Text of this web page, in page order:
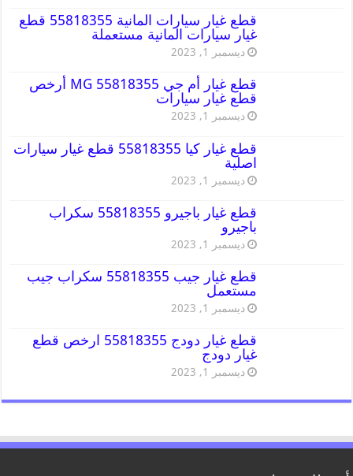
قطع غيار سيارات المانية 55818355 قطع
غيار سيارات المانية مستعملة
ديسمبر 1, 2023
قطع غيار أم جي MG 55818355 أرخص
قطع غيار سيارات
ديسمبر 1, 2023
قطع غيار كيا 55818355 قطع غيار سيارات
اصلية
ديسمبر 1, 2023
قطع غيار باجيرو 55818355 سكراب
باجيرو
ديسمبر 1, 2023
قطع غيار جيب 55818355 سكراب جيب
مستعمل
ديسمبر 1, 2023
قطع غيار دودج 55818355 ارخص قطع
غيار دودج
ديسمبر 1, 2023